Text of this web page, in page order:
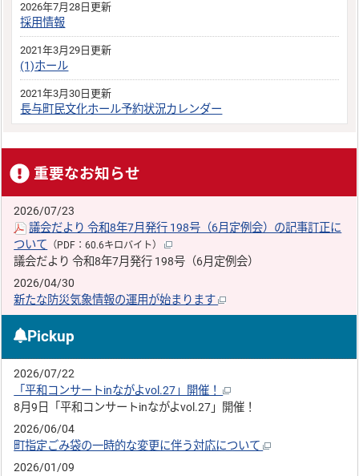
2026年7月28日更新
採用情報
2021年3月29日更新
(1)ホール
2021年3月30日更新
長与町民文化ホール予約状況カレンダー
重要なお知らせ
2026/07/23
議会だより 令和8年7月発行 198号（6月定例会）の記事訂正に
ついて （PDF：60.6キロバイト）
議会だより 令和8年7月発行 198号（6月定例会）
2026/04/30
新たな防災気象情報の運用が始まります
Pickup
2026/07/22
「平和コンサートinながよvol.27」開催！
8月9日「平和コンサートinながよvol.27」開催！
2026/06/04
町指定ごみ袋の一時的な変更に伴う対応について
2026/01/09